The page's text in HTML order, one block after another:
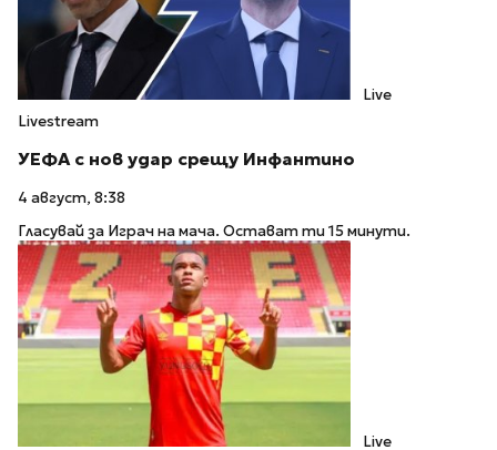
Live
Livestream
УЕФА с нов удар срещу Инфантино
4 август, 8:38
Гласувай за Играч на мача. Остават ти 15 минути.
Live